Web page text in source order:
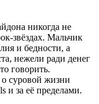
никогда не
звёздах. Мальчик
и бедности, а
нежели ради денег
говорить.
о суровой жизни
и за её пределами.